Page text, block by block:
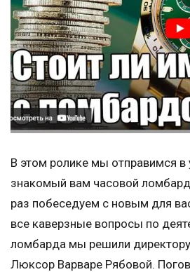
В этом ролике мы отправимся
знакомый вам часовой
раз побеседуем с новым для
все каверзные вопросы по
ломбарда мы решили
Люксор Варваре Рябовой.